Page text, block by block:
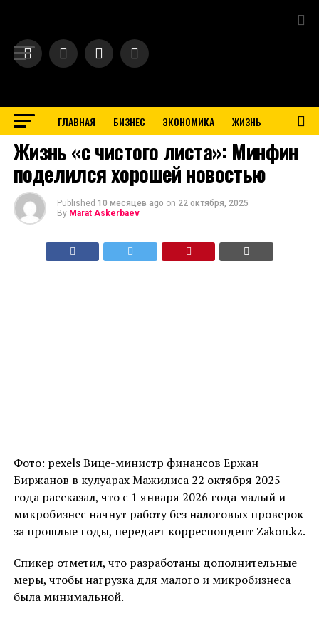
ГЛАВНАЯ БИЗНЕС ЭКОНОМИКА ЖИЗНЬ
BUSINESS
Жизнь «с чистого листа»: Минфин
поделился хорошей новостью
Published 10 месяцев ago on 22 октября, 2025
By Marat Askerbaev
Фото: pexels Вице-министр финансов Ержан
Биржанов в кулуарах Мажилиса 22 октября 2025
года рассказал, что с 1 января 2026 года малый и
микробизнес начнут работу без налоговых проверок
за прошлые годы, передает корреспондент Zakon.kz.
Спикер отметил, что разработаны дополнительные
меры, чтобы нагрузка для малого и микробизнеса
была минимальной.